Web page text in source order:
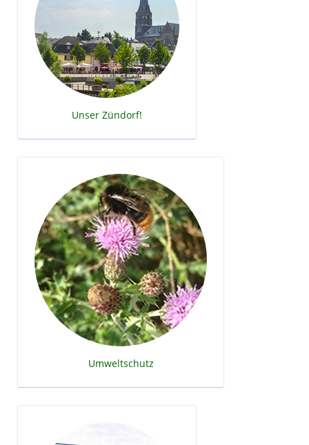
Unser Zündorf!
Umweltschutz